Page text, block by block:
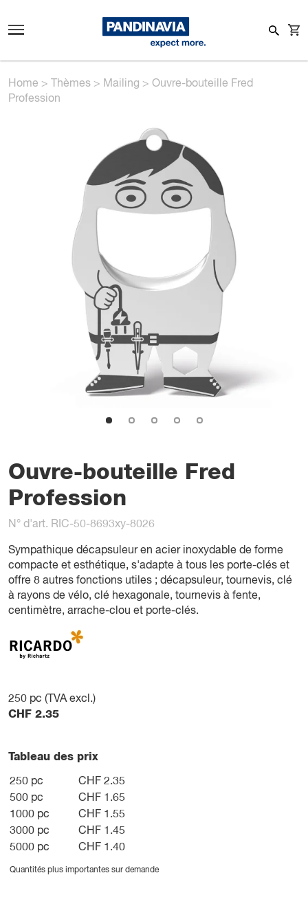
Home > Thèmes > Mailing > Ouvre-bouteille Fred
Profession
Ouvre-bouteille Fred
Profession
N° d'art. RIC-50-8693xy-8026
Sympathique décapsuleur en acier inoxydable de forme
compacte et esthétique, s'adapte à tous les porte-clés et
offre 8 autres fonctions utiles ; décapsuleur, tournevis, clé
à rayons de vélo, clé hexagonale, tournevis à fente,
centimètre, arrache-clou et porte-clés.
250 pc (TVA excl.)
CHF 2.35
Tableau des prix
250 pc
CHF 2.35
500 pc
CHF 1.65
1000 pc
CHF 1.55
3000 pc
CHF 1.45
5000 pc
CHF 1.40
Quantités plus importantes sur demande